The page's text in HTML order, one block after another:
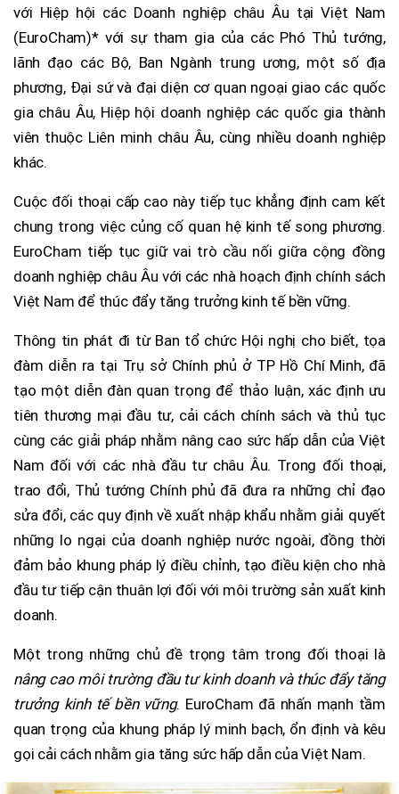
với Hiệp hội các Doanh nghiệp châu Âu tại Việt Nam
(EuroCham)* với sự tham gia của các Phó Thủ tướng,
lãnh đạo các Bộ, Ban Ngành trung ương, một số địa
phương, Đại sứ và đại diện cơ quan ngoại giao các quốc
gia châu Âu, Hiệp hội doanh nghiệp các quốc gia thành
viên thuộc Liên minh châu Âu, cùng nhiều doanh nghiệp
khác.
Cuộc đối thoại cấp cao này tiếp tục khẳng định cam kết
chung trong việc củng cố quan hệ kinh tế song phương.
EuroCham tiếp tục giữ vai trò cầu nối giữa cộng đồng
doanh nghiệp châu Âu với các nhà hoạch định chính sách
Việt Nam để thúc đẩy tăng trưởng kinh tế bền vững.
Thông tin phát đi từ Ban tổ chức Hội nghị cho biết, tọa
đàm diễn ra tại Trụ sở Chính phủ ở TP Hồ Chí Minh, đã
tạo một diễn đàn quan trọng để thảo luận, xác định ưu
tiên thương mại đầu tư, cải cách chính sách và thủ tục
cùng các giải pháp nhằm nâng cao sức hấp dẫn của Việt
Nam đối với các nhà đầu tư châu Âu. Trong đối thoại,
trao đổi, Thủ tướng Chính phủ đã đưa ra những chỉ đạo
sửa đổi, các quy định về xuất nhập khẩu nhằm giải quyết
những lo ngại của doanh nghiệp nước ngoài, đồng thời
đảm bảo khung pháp lý điều chỉnh, tạo điều kiện cho nhà
đầu tư tiếp cận thuân lợi đối với môi trường sản xuất kinh
doanh.
Một trong những chủ đề trọng tâm trong đối thoại là
nâng cao môi trường đầu tư kinh doanh và thúc đẩy tăng
trưởng kinh tế bền vững. EuroCham đã nhấn mạnh tầm
quan trọng của khung pháp lý minh bạch, ổn định và kêu
gọi cải cách nhằm gia tăng sức hấp dẫn của Việt Nam.